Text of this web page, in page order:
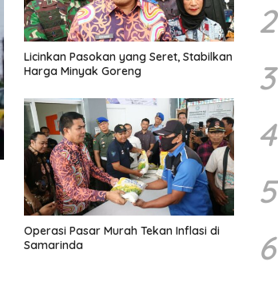
Licinkan Pasokan yang Seret, Stabilkan
Harga Minyak Goreng
Operasi Pasar Murah Tekan Inflasi di
Samarinda
2
3
4
5
6